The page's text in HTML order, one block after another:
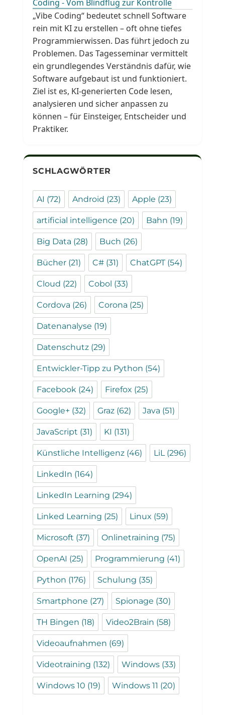
Coding - Vom Blindflug zur Kontrolle
„Vibe Coding“ bedeutet schnell Software
rein mit KI zu erstellen – oft ohne tiefes
Programmierwissen. Das führt jedoch zu
Problemen. Das Tagesseminar vermittelt
ein grundlegendes Verständnis dafür, wie
Software aufgebaut ist und funktioniert.
Ziel ist es, KI-generierten Code lesen,
analysieren und sicher anpassen zu
können – für Einsteiger, Entscheider und
Praktiker.
SCHLAGWÖRTER
AI (72) Android (23) Apple (23)
artificial intelligence (20) Bahn (19)
Big Data (28) Buch (26)
Bücher (21) C# (31) ChatGPT(54)
Cloud (22) Cobol (33)
Cordova (26) Corona (25)
Datenanalyse (19)
Datenschutz (29)
Entwickler-Tipp zu Python (54)
Facebook (24) Firefox (25)
Google+ (32) Graz (62) Java (51)
JavaScript (31) KI (131)
Künstliche Intelligenz (46) LiL (296)
LinkedIn (164)
LinkedIn Learning (294)
Linked Learning (25) Linux (59)
Microsoft (37) Onlinetraining (75)
OpenAI (25) Programmierung (41)
Python (176) Schulung (35)
Smartphone (27) Spionage (30)
TH Bingen (18) Video2Brain (58)
Videoaufnahmen (69)
Videotraining (132) Windows (33)
Windows 10 (19) Windows 11 (20)